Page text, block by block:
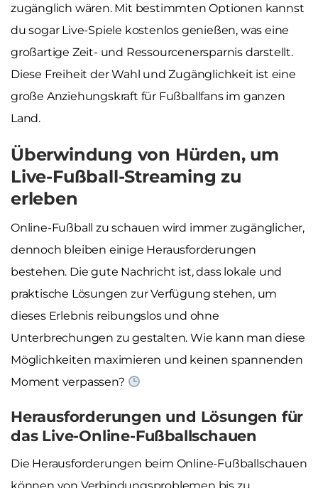
zugänglich wären. Mit bestimmten Optionen kannst
du sogar Live-Spiele kostenlos genießen, was eine
großartige Zeit- und Ressourcenersparnis darstellt.
Diese Freiheit der Wahl und Zugänglichkeit ist eine
große Anziehungskraft für Fußballfans im ganzen
Land.
Überwindung von Hürden, um
Live-Fußball-Streaming zu
erleben
Online-Fußball zu schauen wird immer zugänglicher,
dennoch bleiben einige Herausforderungen
bestehen. Die gute Nachricht ist, dass lokale und
praktische Lösungen zur Verfügung stehen, um
dieses Erlebnis reibungslos und ohne
Unterbrechungen zu gestalten. Wie kann man diese
Möglichkeiten maximieren und keinen spannenden
Moment verpassen?
Herausforderungen und Lösungen für
das Live-Online-Fußballschauen
Die Herausforderungen beim Online-Fußballschauen